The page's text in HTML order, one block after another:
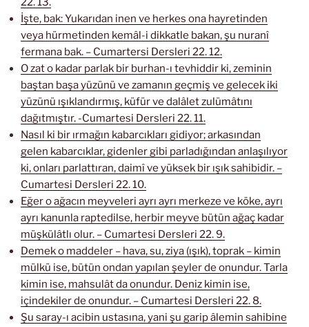
İşte, bak: Yukarıdan inen ve herkes ona hayretinden
veya hürmetinden kemâl-i dikkatle bakan, şu nuranî
fermana bak. – Cumartersi Dersleri 22. 12.
O zat o kadar parlak bir burhan-ı tevhiddir ki, zeminin
baştan başa yüzünü ve zamanın geçmiş ve gelecek iki
yüzünü ışıklandırmış, küfür ve dalâlet zulümâtını
dağıtmıştır. -Cumartesi Dersleri 22. 11.
Nasıl ki bir ırmağın kabarcıkları gidiyor; arkasından
gelen kabarcıklar, gidenler gibi parladığından anlaşılıyor
ki, onları parlattıran, daimî ve yüksek bir ışık sahibidir. –
Cumartesi Dersleri 22. 10.
Eğer o ağacın meyveleri ayrı ayrı merkeze ve köke, ayrı
ayrı kanunla raptedilse, herbir meyve bütün ağaç kadar
müşkülâtlı olur. – Cumartesi Dersleri 22. 9.
Demek o maddeler – hava, su, ziya (ışık), toprak – kimin
mülkü ise, bütün ondan yapılan şeyler de onundur. Tarla
kimin ise, mahsulât da onundur. Deniz kimin ise,
içindekiler de onundur. – Cumartesi Dersleri 22. 8.
Şu saray-ı acibin ustasına, yani şu garip âlemin sahibine